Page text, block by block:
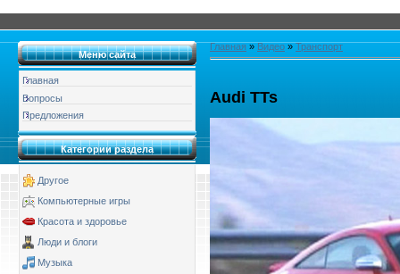
Меню сайта
Главная
Вопросы
Предложения
Категории раздела
Другое
Компьютерные игры
Красота и здоровье
Люди и блоги
Музыка
Главная » Видео » Транспорт
Audi TTs